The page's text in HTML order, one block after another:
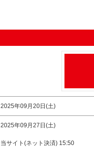
2025年09月20日(土)
2025年09月27日(土)
当サイト(ネット決済) 15:50